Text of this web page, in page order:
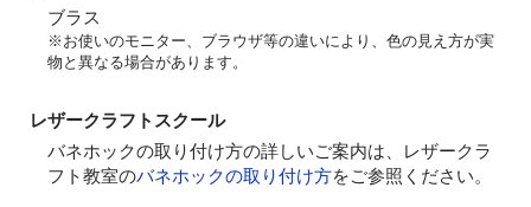
ブラス
※お使いのモニター、ブラウザ等の違いにより、色の見え方が実
物と異なる場合があります。
レザークラフトスクール
バネホックの取り付け方の詳しいご案内は、レザークラ
フト教室のバネホックの取り付け方をご参照ください。